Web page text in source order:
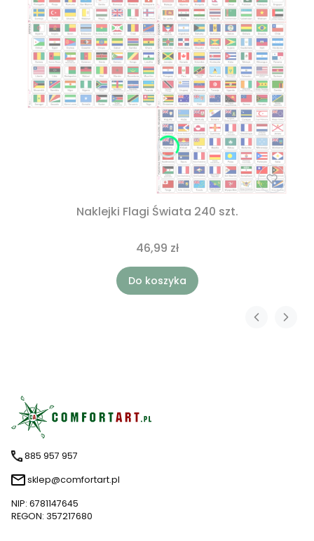
Naklejki Flagi Świata 240 szt.
46,99 zł
Do koszyka
885 957 957
sklep@comfortart.pl
NIP: 6781147645
REGON: 357217680